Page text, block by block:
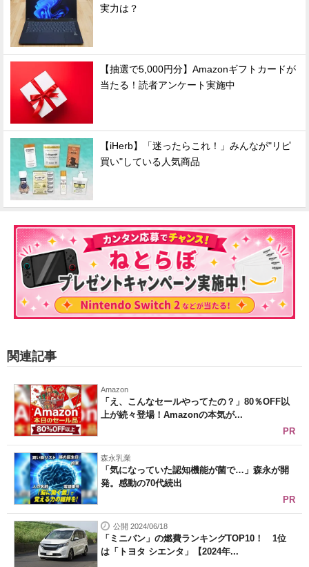
実力は？
【抽選で5,000円分】Amazonギフトカードが
当たる！読者アンケート実施中
【iHerb】「迷ったらこれ！」みんなが"リピ
買い"している人気商品
関連記事
Amazon
「え、こんなセールやってたの？」80％OFF以
上が続々登場！Amazonの本気が...
PR
森永乳業
「気になっていた認知機能が菌で…」森永が開
発。感動の70代続出
PR
公開 2024/06/18
「ミニバン」の燃費ランキングTOP10！ 1位
は「トヨタ シエンタ」【2024年...